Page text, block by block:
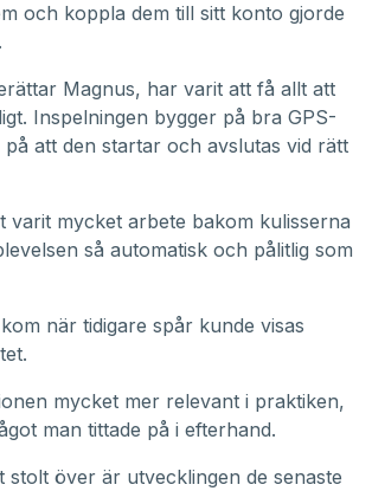
och koppla dem till sitt konto gjorde
Magnus, har varit att få allt att
Inspelningen bygger på bra GPS-
att den startar och avslutas vid rätt
varit mycket arbete bakom kulisserna
så automatisk och pålitlig som
när tidigare spår kunde visas
mycket mer relevant i praktiken,
man tittade på i efterhand.
stolt över är utvecklingen de senaste